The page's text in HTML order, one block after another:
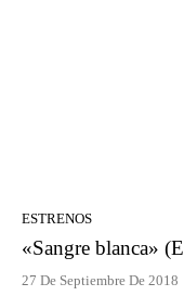
ESTRENOS
«Sangre blanca»
27 De Septiembre De 2018